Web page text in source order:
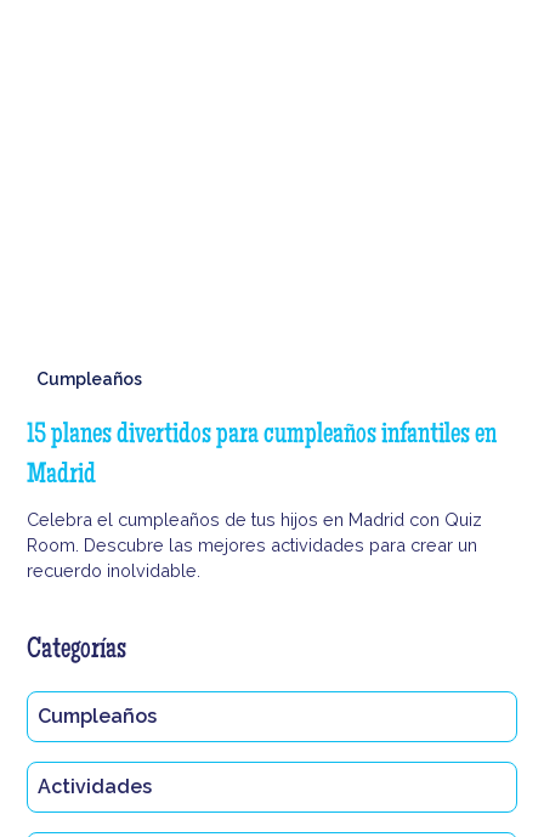
Cumpleaños
15 planes divertidos para cumpleaños infantiles en
Madrid
Celebra el cumpleaños de tus hijos en Madrid con Quiz
Room. Descubre las mejores actividades para crear un
recuerdo inolvidable.
Categorías
Cumpleaños
Actividades